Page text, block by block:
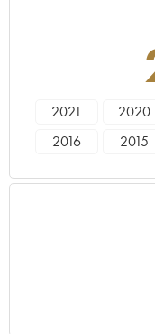
2021 2020
2016
2015